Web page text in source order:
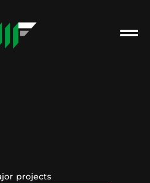
projects